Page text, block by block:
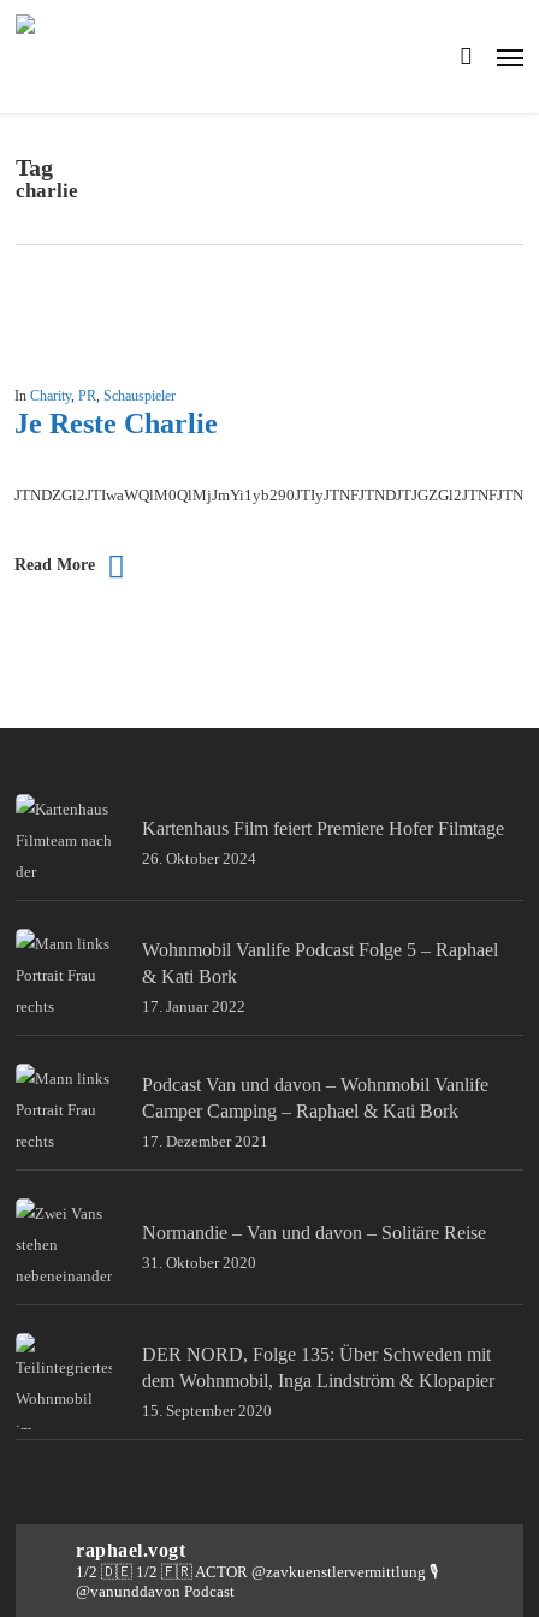
search
Tag
charlie
InCharity,PR,Schauspieler
Je Reste Charlie
Read More
Kartenhaus Film feiert Premiere Hofer Filmtage
26. Oktober 2024
Wohnmobil Vanlife Podcast Folge 5 – Raphael
& Kati Bork
17. Januar 2022
Podcast Van und davon – Wohnmobil Vanlife
Camper Camping – Raphael & Kati Bork
17. Dezember 2021
Normandie – Van und davon – Solitäre Reise
31. Oktober 2020
DER NORD, Folge 135: Über Schweden mit
dem Wohnmobil, Inga Lindström & Klopapier
15. September 2020
raphael.vogt
1/2 🇩🇪 1/2 🇫🇷 ACTOR @zavkuenstlervermittlung🎙️
@vanunddavon Podcast